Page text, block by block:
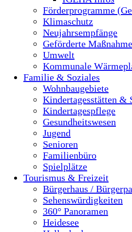
Förderprogramme
Klimaschutz
Neujahrsempfänge
Geförderte
Umwelt
Kommunale
Familie & Soziales
Wohnbaugebiete
Kindertagesstätten &
Kindertagespflege
Gesundheitswesen
Jugend
Senioren
Familienbüro
Spielplätze
Tourismus & Freizeit
Bürgerhaus /
Sehenswürdigkeiten
360° Panoramen
Heidesee